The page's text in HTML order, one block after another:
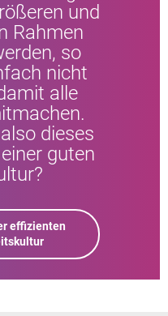
und
Rahmen
so
nicht
alle
dieses
guten
effizienten